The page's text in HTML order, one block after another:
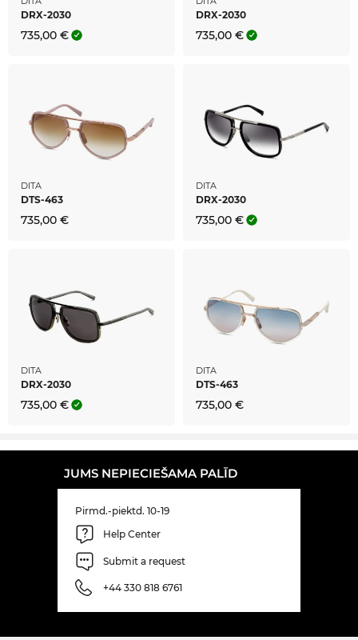
DRX-2030
735,00 €
DRX-2030
735,00 €
DITA
DTS-463
735,00 €
DITA
DRX-2030
735,00 €
DITA
DRX-2030
735,00 €
DITA
DTS-463
735,00 €
JUMS NEPIECIEŠAMA PALĪD
Pirmd.-piektd. 10-19
Help Center
Submit a request
+44 330 818 6761